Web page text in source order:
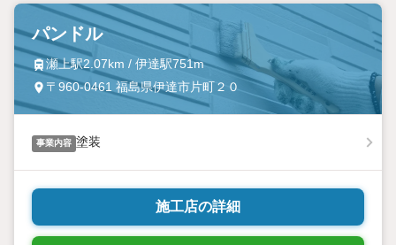
パンドル
瀬上駅2.07km / 伊達駅751m
〒960-0461 福島県伊達市片町２０
事業内容 塗装
施工店の詳細